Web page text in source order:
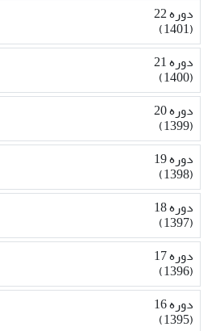
دوره 22
(1401)
دوره 21
(1400)
دوره 20
(1399)
دوره 19
(1398)
دوره 18
(1397)
دوره 17
(1396)
دوره 16
(1395)